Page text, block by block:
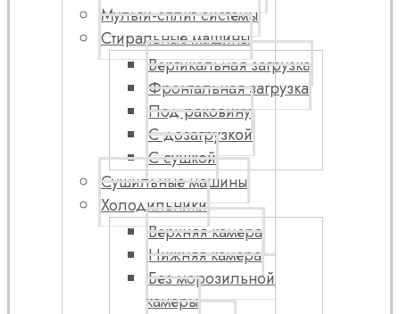
Мульти-сплит системы
Стиральные машины
Вертикальная загрузка
Фронтальная загрузка
Под раковину
С дозагрузкой
С сушкой
Сушильные машины
Холодильники
Верхняя камера
Нижняя камера
Без морозильной
камеры